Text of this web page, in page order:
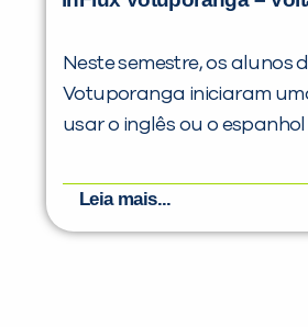
Neste semestre, os alunos
Votuporanga iniciaram
usar o inglês ou o
Leia mais...